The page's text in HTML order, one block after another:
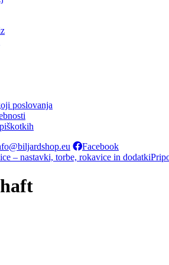
poslovanja
Facebook
– nastavki, torbe, rokavice in dodatki